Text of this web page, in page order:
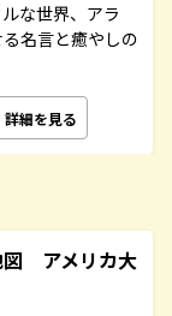
な世界、アラ
名言と癒やしの
詳細を見る
アメリカ大